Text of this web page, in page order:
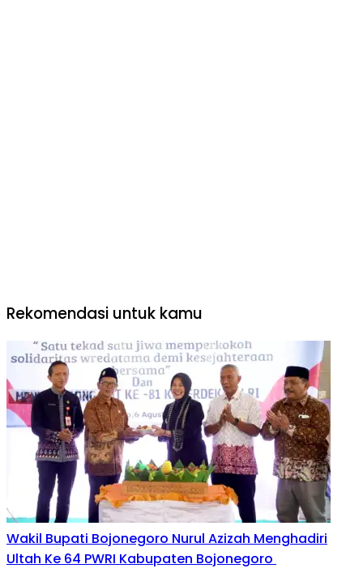
Rekomendasi untuk kamu
Wakil Bupati Bojonegoro Nurul Azizah Menghadiri
Ultah Ke 64 PWRI Kabupaten Bojonegoro